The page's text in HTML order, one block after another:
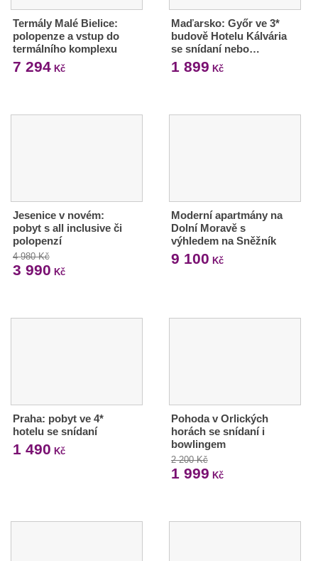
Termály Malé Bielice:
polopenze a vstup do
termálního komplexu
7 294 Kč
Maďarsko: Győr ve 3*
budově Hotelu Kálvária
se snídaní nebo…
1 899 Kč
Jesenice v novém:
pobyt s all inclusive či
polopenzí
4 980 Kč
3 990 Kč
Moderní apartmány na
Dolní Moravě s
výhledem na Sněžník
9 100 Kč
Praha: pobyt ve 4*
hotelu se snídaní
1 490 Kč
Pohoda v Orlických
horách se snídaní i
bowlingem
2 200 Kč
1 999 Kč